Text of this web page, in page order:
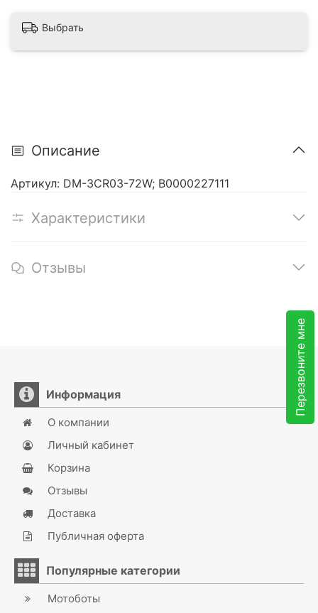
Перезвоните мне
Выбрать
Описание
Артикул: DM-3CR03-72W; В0000227111
Характеристики
Отзывы
Информация
О компании
Личный кабинет
Корзина
Отзывы
Доставка
Публичная оферта
Популярные категории
Мотоботы